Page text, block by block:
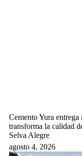
Cemento Yura
transforma la calidad
Selva Alegre
agosto 4, 2026